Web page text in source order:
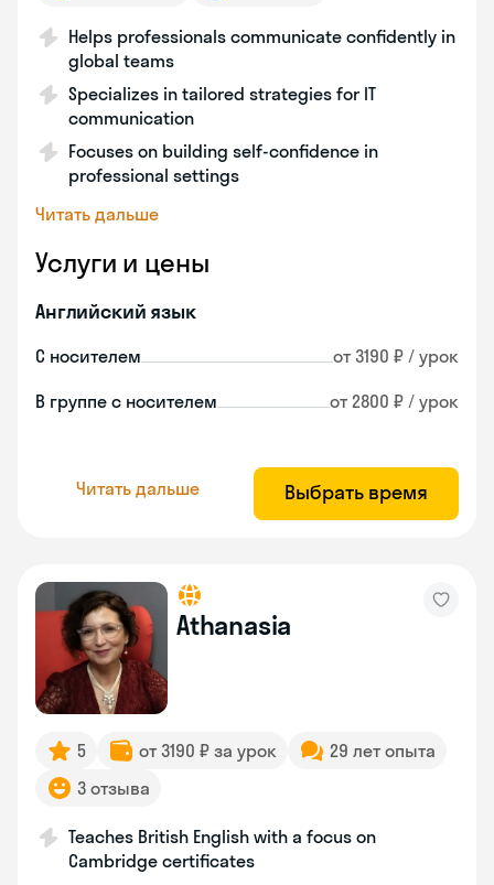
Helps professionals communicate confidently in
global teams
Specializes in tailored strategies for IT
communication
Focuses on building self-confidence in
professional settings
Читать дальше
Услуги и цены
Английский язык
С носителем от 3190 ₽ / урок
В группе с носителем от 2800 ₽ / урок
Читать дальше Выбрать время
Athanasia
5 от 3190 ₽ за урок
29 лет опыта
3 отзыва
Teaches British English with a focus on
Cambridge certificates